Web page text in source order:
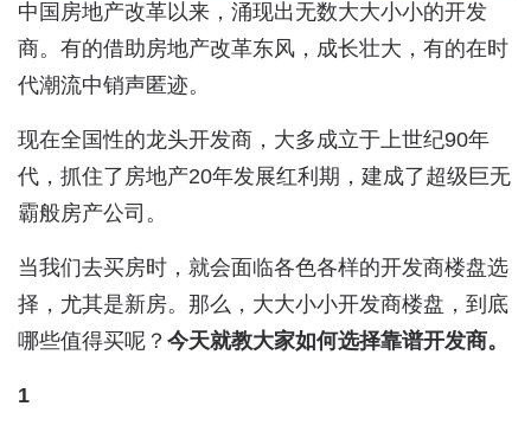
中国房地产改革以来，涌现出无数大大小小的开发
商。有的借助房地产改革东风，成长壮大，有的在时
代潮流中销声匿迹。
现在全国性的龙头开发商，大多成立于上世纪90年
代，抓住了房地产20年发展红利期，建成了超级巨无
霸般房产公司。
当我们去买房时，就会面临各色各样的开发商楼盘选
择，尤其是新房。那么，大大小小开发商楼盘，到底
哪些值得买呢？ 今天就教大家如何选择靠谱开发商。
1